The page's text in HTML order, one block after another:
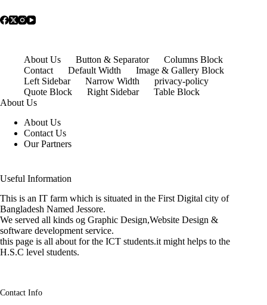
About Us Button & Separator
Columns Block
Contact
Default Width
Image & Gallery Block
Left Sidebar
Narrow Width
privacy-policy
Quote Block
Right Sidebar
Table Block
About Us
About Us
Contact Us
Our Partners
Useful Information
This is an IT farm which is situated in the First Digital city of
Bangladesh Named Jessore.
We served all kinds og Graphic Design,Website Design &
software development service.
this page is all about for the ICT students.it might helps to the
H.S.C level students.
Contact Info